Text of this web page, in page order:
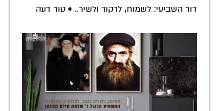
דור השביעי: לשמוח, לרקוד ולשיר.. • טור דעה